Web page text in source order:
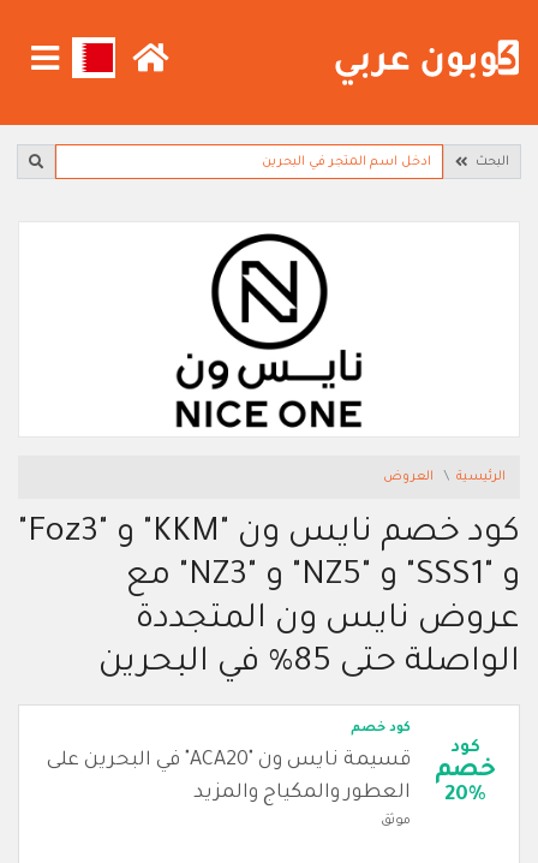
البحث
الرئيسية العروض
كود خصم نايس ون "KKM" و "Foz3"
و "SSS1" و "NZ5" و "NZ3" مع
عروض نايس ون المتجددة
الواصلة حتى 85% في البحرين
كود
خصم
20%
كود خصم
قسيمة نايس ون "ACA20" في البحرين على
العطور والمكياج والمزيد
موثق